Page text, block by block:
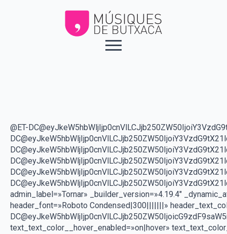
@ET-
admin_label=»Tornar» _builder_version=»4.19.4″
header_font=»Roboto Condensed|300|||||||»
text_text_color__hover_enabled=»on|hover»